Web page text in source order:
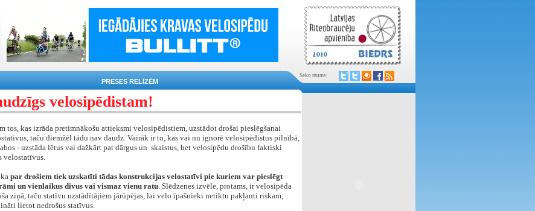
PRESES RELĪZĒM
Seko mums:
velosipēdistam!
tos, kas izrāda pretimnākošu attieksmi velosipēdistiem, uzstādot drošai pieslēgšanai
taču diemžēl tādu nav daudz. Vairāk ir to, kas vai nu ignorē velosipēdistus pilnībā,
- uzstāda lētus vai dažkārt pat dārgus un skaistus, bet velosipēdu drošību faktiski
velostatīvus.
par drošiem tiek uzskatīti tādas konstrukcijas velostatīvi pie kuriem var pieslēgt
un vienlaikus divus vai vismaz vienu ratu. Slēdzenes izvēle, protams, ir velosipēda
ziņā, taču statīvu uzstādītājiem jārūpējas, lai velo īpašnieki netiktu pakļauti riskam,
lietot nedrošus statīvus.